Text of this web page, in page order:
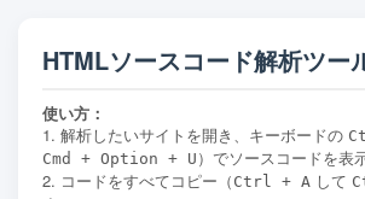
HTMLソースコード解析ツー
使い方：
1. 解析したいサイトを開き、キーボードの
Cmd + Option + U ）でソースコードを表
2. コードをすべてコピー（ Ctrl + A して